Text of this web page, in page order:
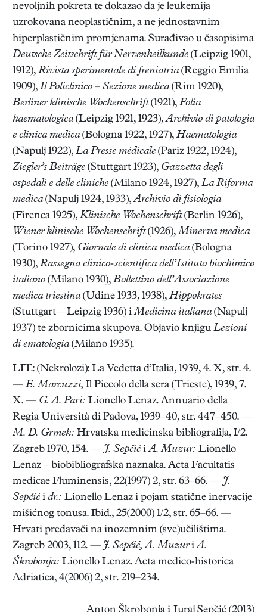
nevoljnih pokreta te dokazao da je leukemija
uzrokovana neoplastičnim, a ne jednostavnim
hiperplastičnim promjenama. Surađivao u časopisima
Deutsche Zeitschrift für Nervenheilkunde (Leipzig 1901,
1912), Rivista sperimentale di freniatria(Reggio Emilia
1909), Il Policlinico – Sezione medica(Rim 1920),
Berliner klinische Wochenschrift(1921), Folia
haematologica(Leipzig 1921, 1923),Archivio di patologia
e clinica medica(Bologna 1922, 1927), Haematologia
(Napulj 1922), La Presse médicale (Pariz 1922, 1924),
Ziegler’s Beiträge (Stuttgart 1923), Gazzetta degli
ospedali e delle cliniche (Milano 1924, 1927), La Riforma
medica(Napulj 1924, 1933),Archivio di fisiologia
(Firenca 1925), Klinische Wochenschrift(Berlin 1926),
Wiener klinische Wochenschrift(1926),Minerva medica
(Torino 1927), Giornale di clinica medica(Bologna
1930), Rassegna clinico-scientifica dell’Istituto biochimico
italiano (Milano 1930), Bollettino dell’Associazione
medica triestina(Udine 1933, 1938), Hippokrates
(Stuttgart—Leipzig 1936) iMedicina italiana(Napulj
1937) te zbornicima skupova. Objavio knjigu Lezioni
di ematologia(Milano 1935).
LIT.: (Nekrolozi): La Vedetta d’Italia, 1939, 4. X, str. 4.
— E. Marcuzzi, Il Piccolo della sera (Trieste), 1939, 7.
X. — G. A. Pari: Lionello Lenaz. Annuario della
Regia Università di Padova, 1939–40, str. 447–450. —
M. D. Grmek: Hrvatska medicinska bibliografija, I/2.
Zagreb 1970, 154. — J. Sepčić iA. Muzur: Lionello
Lenaz – biobibliografska naznaka. Acta Facultatis
medicae Fluminensis, 22(1997) 2, str. 63–66. — J.
Sepčić i dr.: Lionello Lenaz i pojam statične inervacije
mišićnog tonusa. Ibid., 25(2000) 1/2, str. 65–66. —
Hrvati predavači na inozemnim (sve)učilištima.
Zagreb 2003, 112. — J. Sepčić, A. MuzuriA.
Škrobonja: Lionello Lenaz. Acta medico-historica
Adriatica, 4(2006) 2, str. 219–234.